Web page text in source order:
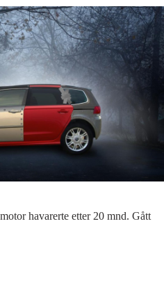
havarerte etter 20 mnd. Gått